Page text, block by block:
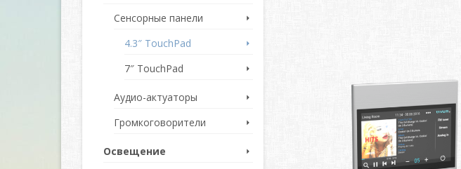
Сенсорные панели
4.3″ TouchPad
7″ TouchPad
Аудио-актуаторы
Громкоговорители
Освещение